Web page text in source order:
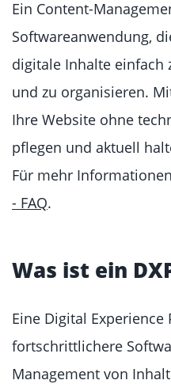
Ein Content-
Softwareanwendung,
digitale Inhalte einfach
und zu organisieren.
Ihre Website ohne
pflegen und aktuell
Für mehr
- FAQ.
Was ist ein
Eine Digital Experience
fortschrittlichere
Management von